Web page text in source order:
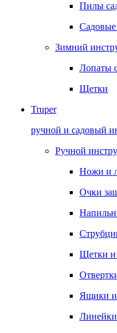
Пилы
Зимний
Лопаты
Щетки
Truper
ручной и садовый
Ручной
Ножи и
Очки
Щетки и
Ящики